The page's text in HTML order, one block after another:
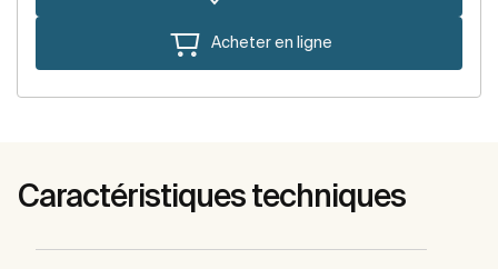
Acheter en ligne
Caractéristiques techniques